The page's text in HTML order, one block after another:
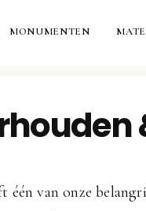
MONUMENTEN
Tips
van onze